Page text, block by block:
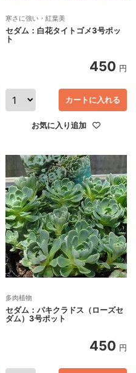
寒さに強い・紅葉美
セダム：白花タイトゴメ3号ポッ
ト
450 円
お気に入り追加
カートに入れる
多肉植物
セダム：パキクラドス（ローズセ
ダム）3号ポット
450 円